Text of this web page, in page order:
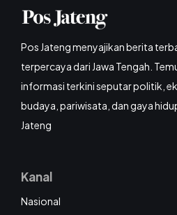
Pos Jateng menyajikan berita
terpercaya dari Jawa Tengah.
informasi terkini seputar politik,
budaya, pariwisata, dan gaya
Jateng
Kanal
Nasional